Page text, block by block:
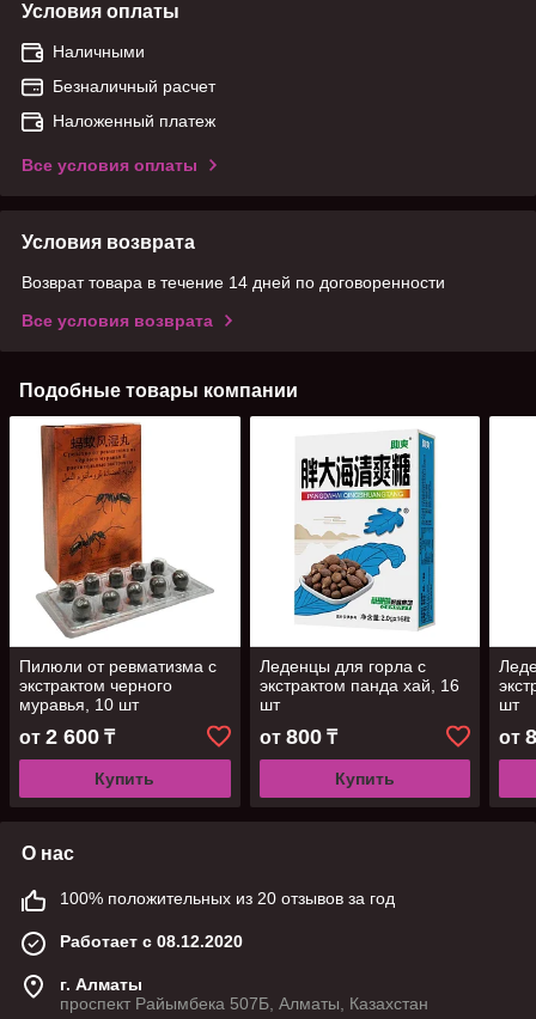
Условия оплаты
Наличными
Безналичный расчет
Наложенный платеж
Все условия оплаты
Условия возврата
Возврат товара в течение 14 дней по договоренности
Все условия возврата
Подобные товары компании
Пилюли от ревматизма с
экстрактом черного
муравья, 10 шт
от 2 600 ₸
Купить
Леденцы для горла с
экстрактом панда хай, 16
шт
от 800₸
Купить
шт
от
О нас
100% положительных из 20 отзывов за год
Работает с 08.12.2020
г. Алматы
проспект Райымбека 507Б, Алматы, Казахстан